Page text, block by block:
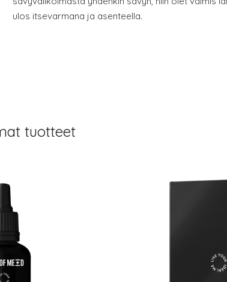
ulos itsevarmana ja asenteella.
tuotteet